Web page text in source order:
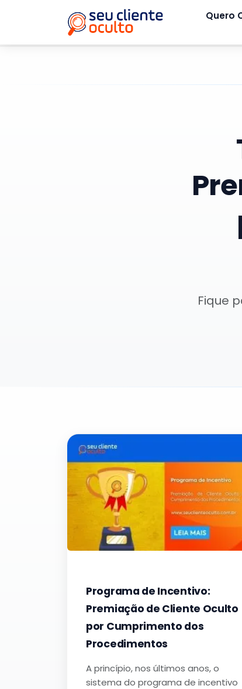
Quero
Fique
Programa de Incentivo:
Premiação de Cliente Oculto
por Cumprimento dos
Procedimentos
A princípio, nos últimos anos, o
sistema do programa de incentivo